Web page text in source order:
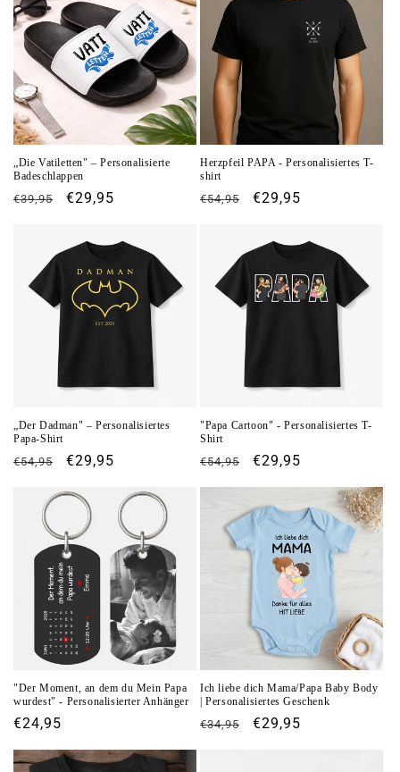
„Die Vatiletten" – Personalisierte
Badeschlappen
Normaler
€39,95 Verkaufspreis
€29,95
Herzpfeil PAPA - Personalisiertes T-
shirt
Normaler
€54,95 Verkaufspreis
€29,95
„Der Dadman" – Personalisiertes
Papa-Shirt
Normaler
€54,95 Verkaufspreis
€29,95
"Papa Cartoon" - Personalisiertes T-
Shirt
Normaler
€54,95 Verkaufspreis
€29,95
"Der Moment, an dem du Mein Papa
wurdest" - Personalisierter Anhänger
Normaler
€24,95
Ich liebe dich Mama/Papa Baby Body
| Personalisiertes Geschenk
Normaler
€34,95 Verkaufspreis
€29,95